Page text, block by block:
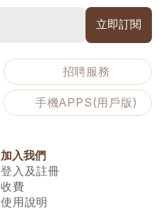
招聘服務
手機APPS(用戶版)
加入我們
登入及註冊
收費
使用說明